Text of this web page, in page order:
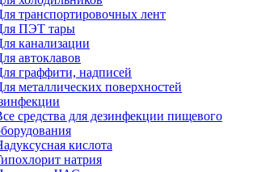
транспортировочных лент
ПЭТ тары
канализации
автоклавов
граффити, надписей
металлических поверхностей
средства для дезинфекции пищевого
кислота
натрия